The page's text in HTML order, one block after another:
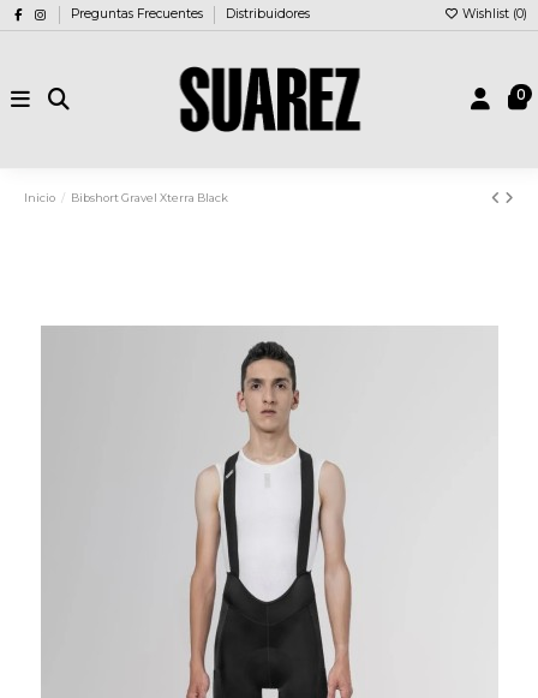
Preguntas Frecuentes Distribuidores Wishlist (0)
0
Inicio Bibshort Gravel Xterra Black